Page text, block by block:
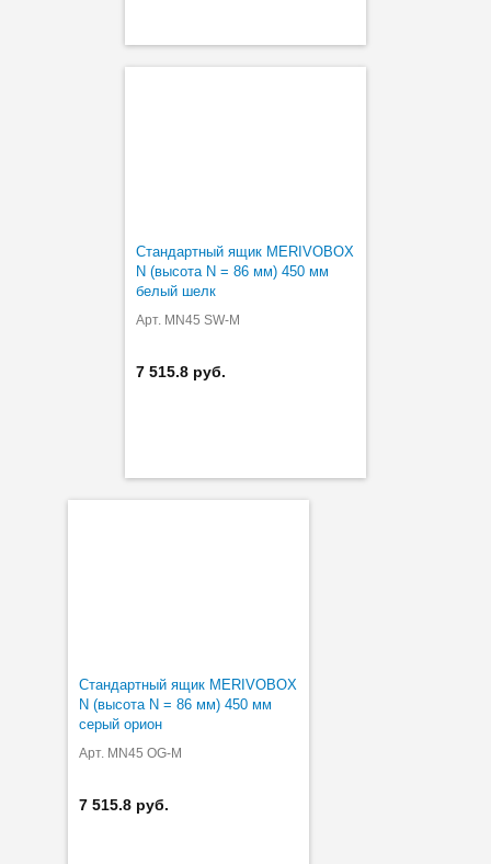
Стандартный ящик MERIVOBOX
N (высота N = 86 мм) 450 мм
белый шелк
Арт. MN45 SW-M
7 515.8 руб.
Стандартный ящик MERIVOBOX
N (высота N = 86 мм) 450 мм
серый орион
Арт. MN45 OG-M
7 515.8 руб.